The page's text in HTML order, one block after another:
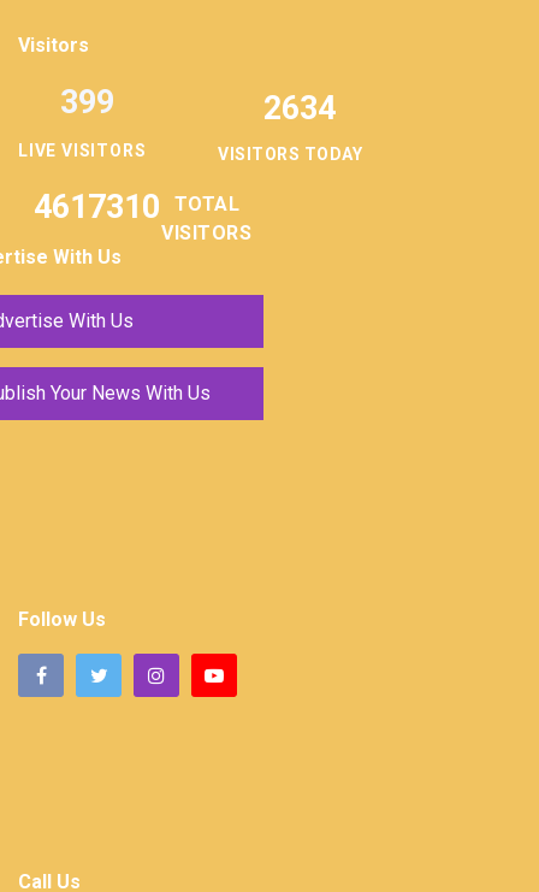
Visitors
LIVE VISITORS
399 2634
VISITORS TODAY
4617310
TOTAL
VISITORS
With Us
With Us
Your News With Us
Follow Us
Call Us